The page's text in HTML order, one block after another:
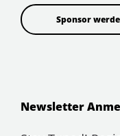
Sponsor
Newsletter